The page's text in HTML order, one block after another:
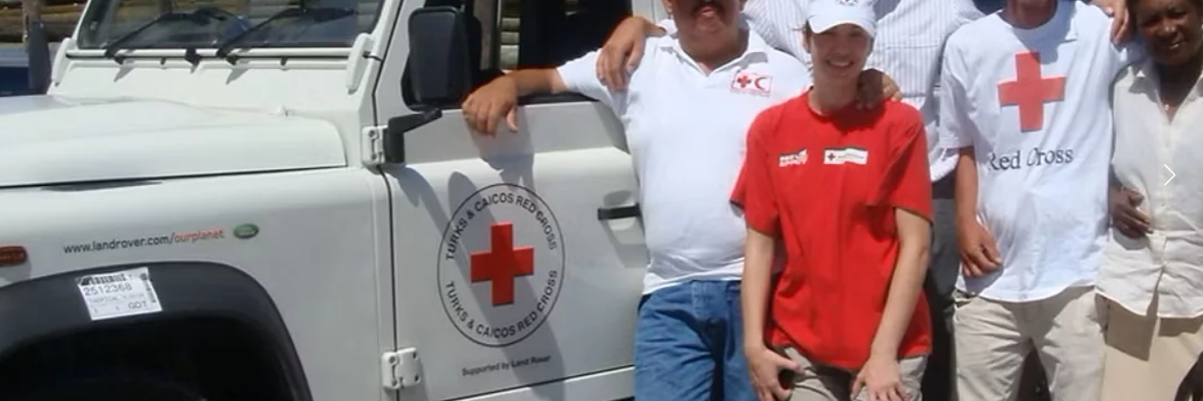
VENTE DIPLOMATIQUES
OUTILS D'ACHAT
PARCOUREZ L'INVENTAIRE
COLLECTION LAND ROVER
TENEZ-MOI AU COURANT
PRÉSENTATION
MISES À JOUR LOGICIELLES
GUIDES D'UTILISATION
PRÉSENTATION
ACTUALITÉS
YOUTUBE
FACEBOOK
X